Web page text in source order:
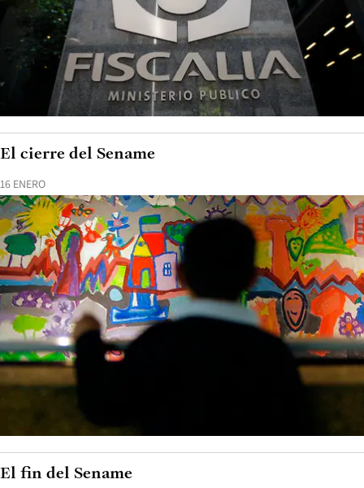
16 ENERO
El cierre del Sename
El fin del Sename